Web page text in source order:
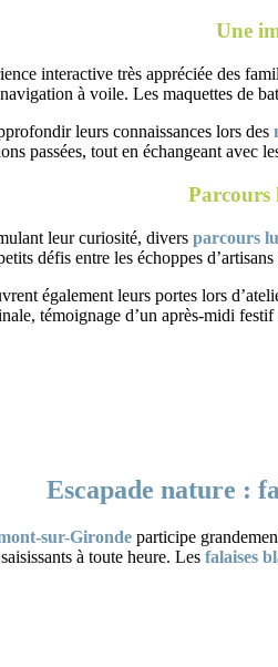
Une
interactive très appréciée des
à voile. Les maquettes de
leurs connaissances lors des
passées, tout en échangeant avec
Parcours
leur curiosité, divers parcours
défis entre les échoppes d’artisans
également leurs portes lors
témoignage d’un après-midi
Escapade nature :
sur-Gironde participe
saisissants à toute heure. Les falaises